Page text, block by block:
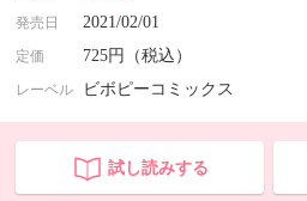
発売日 2021/02/01
定価 725円（税込）
レーベル ビボピーコミックス
試し読みする